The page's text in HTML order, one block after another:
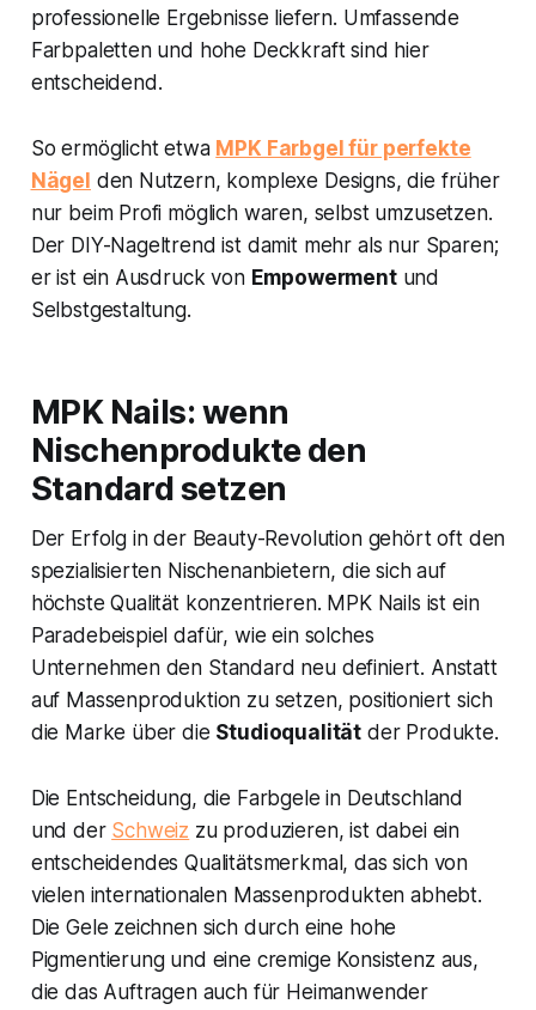
professionelle Ergebnisse liefern. Umfassende
Farbpaletten und hohe Deckkraft sind hier
entscheidend.
So ermöglicht etwa MPK Farbgel für perfekte
Nägel den Nutzern, komplexe Designs, die früher
nur beim Profi möglich waren, selbst umzusetzen.
Der DIY-Nageltrend ist damit mehr als nur Sparen;
er ist ein Ausdruck von Empowermentund
Selbstgestaltung.
MPK Nails: wenn
Nischenprodukte den
Standard setzen
Der Erfolg in der Beauty-Revolution gehört oft den
spezialisierten Nischenanbietern, die sich auf
höchste Qualität konzentrieren. MPK Nails ist ein
Paradebeispiel dafür, wie ein solches
Unternehmen den Standard neu definiert. Anstatt
auf Massenproduktion zu setzen, positioniert sich
die Marke über die Studioqualität der Produkte.
Die Entscheidung, die Farbgele in Deutschland
und der Schweiz zu produzieren, ist dabei ein
entscheidendes Qualitätsmerkmal, das sich von
vielen internationalen Massenprodukten abhebt.
Die Gele zeichnen sich durch eine hohe
Pigmentierung und eine cremige Konsistenz aus,
die das Auftragen auch für Heimanwender